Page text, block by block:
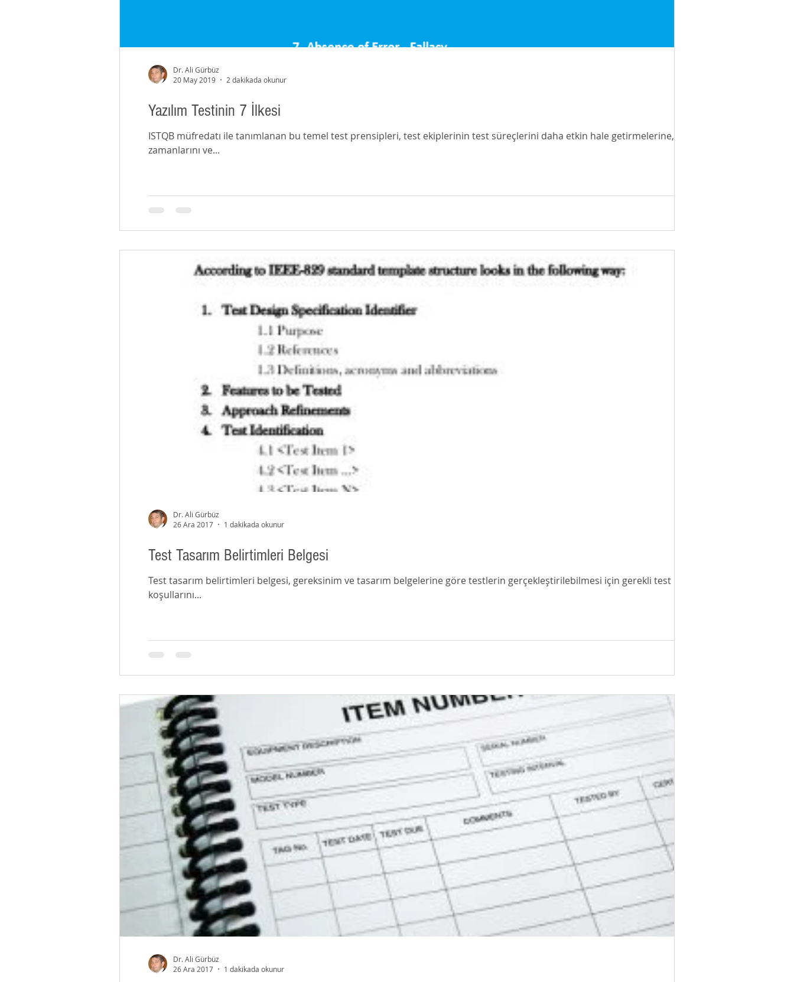
Yazılım Testinin 7 İlkesi
ISTQB müfredatı ile tanımlanan bu temel test prensipleri, test ekiplerinin test süreçlerini daha etkin hale getirmelerine,
zamanlarını ve...
Dr. Ali Gürbüz
20 May 2019
2 dakikada okunur
Test Tasarım Belirtimleri Belgesi
Test tasarım belirtimleri belgesi, gereksinim ve tasarım belgelerine göre testlerin gerçekleştirilebilmesi için gerekli test
koşullarını...
Dr. Ali Gürbüz
26 Ara 2017
1 dakikada okunur
Dr. Ali Gürbüz
26 Ara 2017
1 dakikada okunur